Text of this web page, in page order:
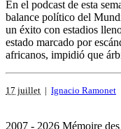
En el podcast de esta
balance político del
un éxito con estadios
estado marcado por
africanos, impidió que
17 juillet | Ignacio Ramonet
2007 - 2026 Mémoire